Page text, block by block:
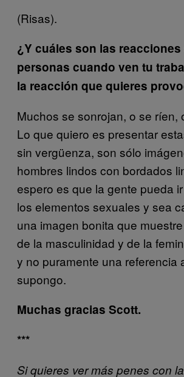
(Risas).
¿Y cuáles son las reacciones
personas cuando ven tu
la reacción que quieres
Muchos se sonrojan, o se ríen,
Lo que quiero es presentar
sin vergüenza, son sólo
hombres lindos con bordados
espero es que la gente pueda
los elementos sexuales y sea
una imagen bonita que
de la masculinidad y de la
y no puramente una referencia
supongo.
Muchas gracias Scott.
***
Si quieres ver más penes con